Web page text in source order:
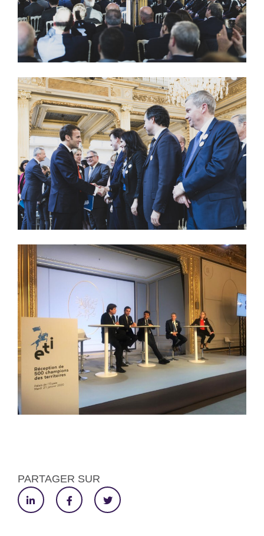
PARTAGER SUR